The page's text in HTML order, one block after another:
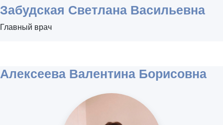
Забудская Светлана Васильевна
Главный врач
Алексеева Валентина Борисовна